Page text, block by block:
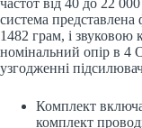
частот від 40 до 22
система
1482 грам, і звуковою
номінальний опір в 4
узгодженні
Комплект
комплект